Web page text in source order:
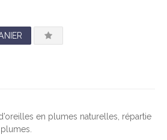
en plumes naturelles, répartie